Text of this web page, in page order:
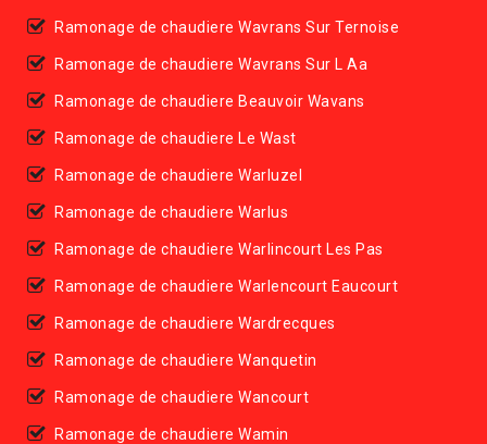
Ramonage de chaudiere Wavrans Sur Ternoise
Ramonage de chaudiere Wavrans Sur L Aa
Ramonage de chaudiere Beauvoir Wavans
Ramonage de chaudiere Le Wast
Ramonage de chaudiere Warluzel
Ramonage de chaudiere Warlus
Ramonage de chaudiere Warlincourt Les Pas
Ramonage de chaudiere Warlencourt Eaucourt
Ramonage de chaudiere Wardrecques
Ramonage de chaudiere Wanquetin
Ramonage de chaudiere Wancourt
Ramonage de chaudiere Wamin